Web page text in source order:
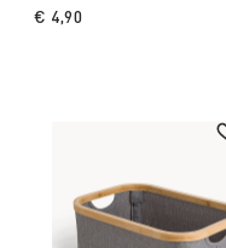
€ 4,90